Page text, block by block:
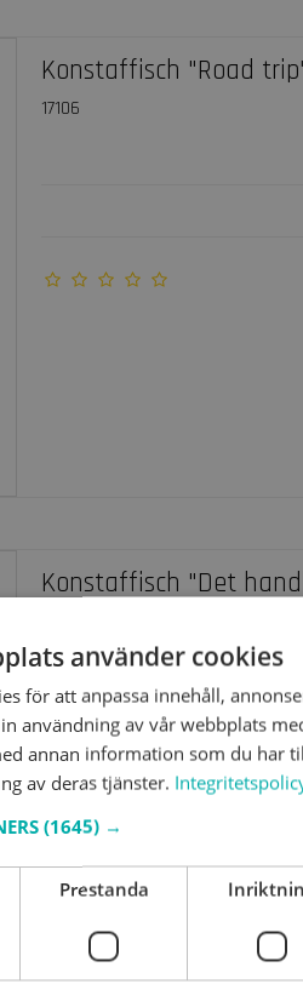
Konstaffisch "Road
17106
Konstaffisch "Det
17108använder cookies
för att anpassa innehåll,
användning av vår webbplats
annan information som du har
av deras tjänster.
(1645) →
Prestanda